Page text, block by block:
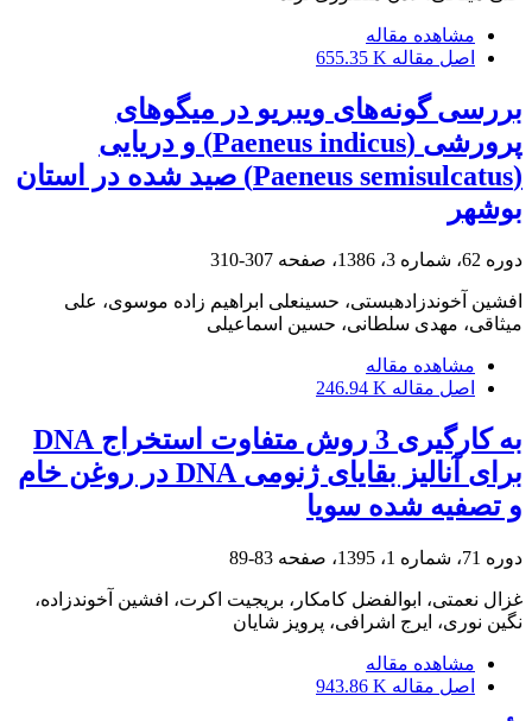
مشاهده مقاله
اصل مقاله 655.35 K
بررسی گونه‌های ویبریو‌ ‌در میگو‌های
پرورشی (‌Paeneus indicus) و دریایی
‌(‌Paeneus semisulcatus) صید شده در استان
بوشهر
دوره 62، شماره 3، 1386، صفحه 307-310
افشین آخوندزادهبستی، حسینعلی ابراهیم زاده موسوی، علی
میثاقی، مهدی سلطانی، حسین اسماعیلی
مشاهده مقاله
اصل مقاله 246.94 K
به کارگیری 3 روش متفاوت استخراج DNA
برای آنالیز بقایای ژنومی DNA در روغن خام
و تصفیه شده سویا
دوره 71، شماره 1، 1395، صفحه 83-89
غزال نعمتی، ابوالفضل کامکار، بریجیت اکرت، افشین آخوندزاده،
نگین نوری، ایرج اشرافی، پرویز شایان
مشاهده مقاله
اصل مقاله 943.86 K